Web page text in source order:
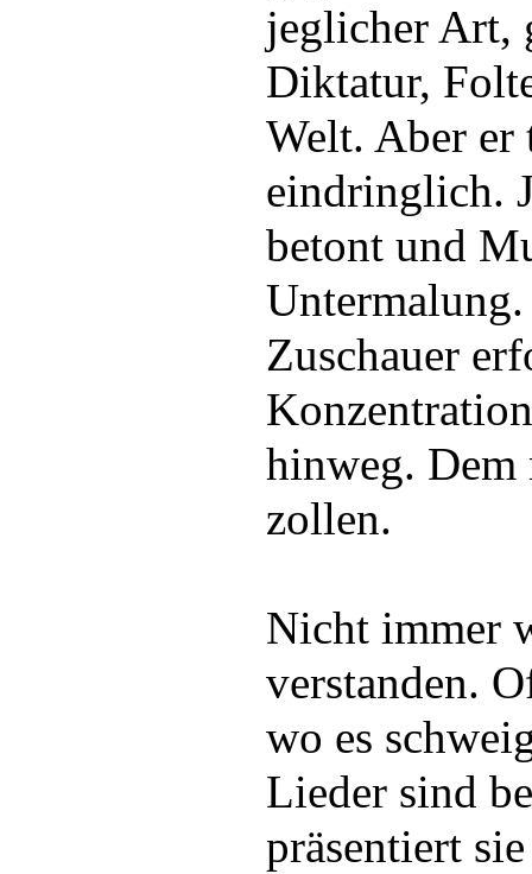
jeglicher Art,
Diktatur,
Welt. Aber er
eindringlich.
betont und
Zuschauer
hinweg. Dem
zollen.
Nicht immer
verstanden.
wo es
Lieder sind
präsentiert